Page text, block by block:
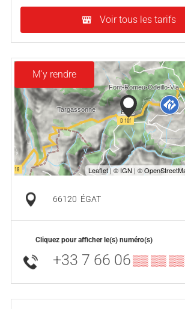
Voir tous les tarifs
M'y rendre
66120 ÉGAT
Cliquez pour afficher le(s) numéro(s)
+33 7 66 06▒▒ ▒▒ ▒▒